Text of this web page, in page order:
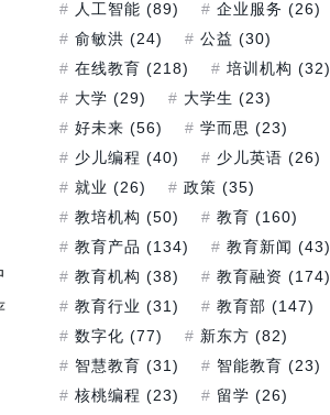
人工智能 (89) 企业服务 (26)
俞敏洪 (24) 公益 (30)
在线教育 (218) 培训机构 (32)
大学 (29) 大学生 (23)
好未来 (56) 学而思 (23)
少儿编程 (40) 少儿英语 (26)
就业 (26) 政策 (35)
教培机构 (50) 教育 (160)
教育产品 (134) 教育新闻 (43)
教育机构 (38) 教育融资 (174)
教育行业 (31) 教育部 (147)
数字化 (77) 新东方 (82)
智慧教育 (31) 智能教育 (23)
核桃编程 (23) 留学 (26)